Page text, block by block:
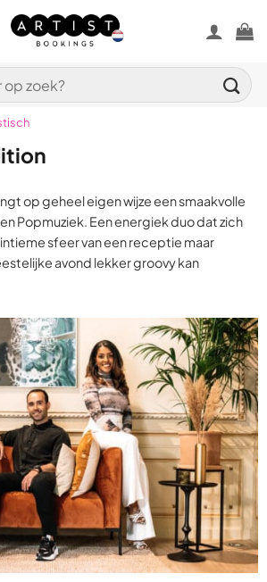
op geheel eigen wijze een smaakvolle
Popmuziek. Een energiek duo dat zich
sfeer van een receptie maar
avond lekker groovy kan